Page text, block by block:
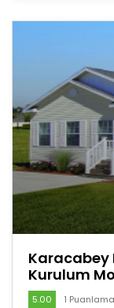
Karacabey
Kurulum
5.00 1 Puanlama